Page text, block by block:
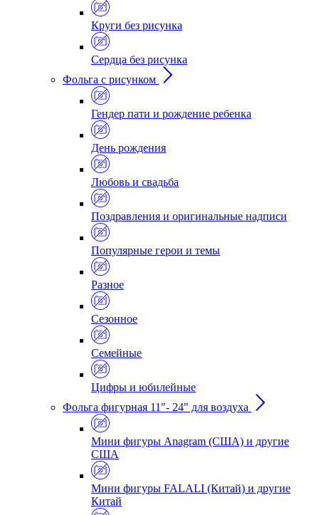
Круги без рисунка
Сердца без рисунка
Фольга с рисунком
Гендер пати и рождение ребенка
День рождения
Любовь и свадьба
Поздравления и оригинальные надписи
Популярные герои и темы
Разное
Сезонное
Семейные
Цифры и юбилейные
Фольга фигурная 11"- 24" для воздуха
Мини фигуры Anagram (США) и другие
США
Мини фигуры FALALI (Китай) и другие
Китай